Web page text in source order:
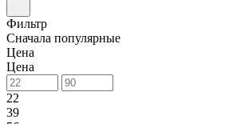
Фильтр
Сначала популярные
Цена
Цена
22
39